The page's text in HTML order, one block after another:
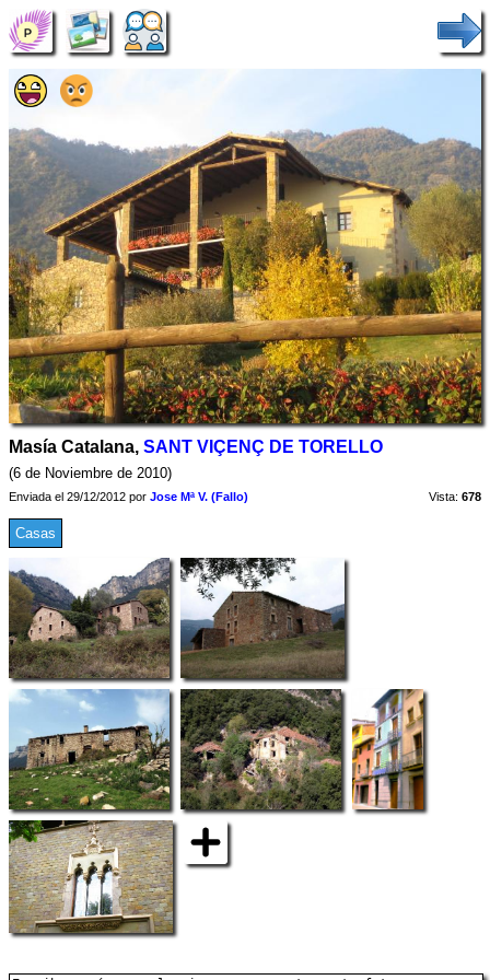
Masía Catalana, SANT VIÇENÇ DE TORELLO
(6 de Noviembre de 2010)
Enviada el 29/12/2012 por Jose Mª V. (Fallo) Vista: 678
Casas